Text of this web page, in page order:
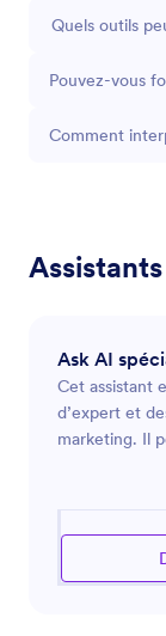
Quels outils
Pouvez-vous
Comment
Ask AI
Cet assistant
d’expert et
marketing. Il
renforcer la
recherchiez